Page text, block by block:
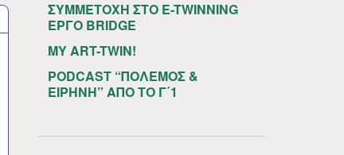
ΣΥΜΜΕΤΟΧΗ ΣΤΟ E-TWINNING
ΕΡΓΟ BRIDGE
MY ART-TWIN!
PODCAST “ΠΟΛΕΜΟΣ &
ΕΙΡΗΝΗ” ΑΠΟ ΤΟ Γ΄1